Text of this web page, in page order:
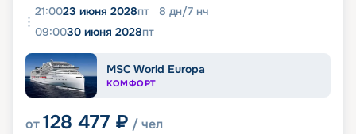
21:0023 июня 2028пт 8 дн/7 нч
09:0030 июня 2028пт
MSC World Europa
КОМФОРТ
от128 477 ₽ / чел